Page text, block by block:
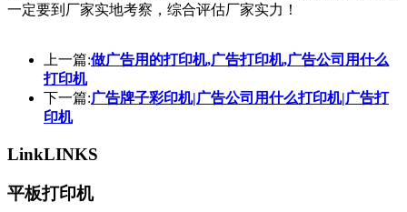
一定要到厂家实地考察，综合评估厂家实力！
上一篇:做广告用的打印机,广告打印机,广告公司用什么
打印机
下一篇:广告牌子彩印机|广告公司用什么打印机|广告打
印机
LinkLINKS
平板打印机